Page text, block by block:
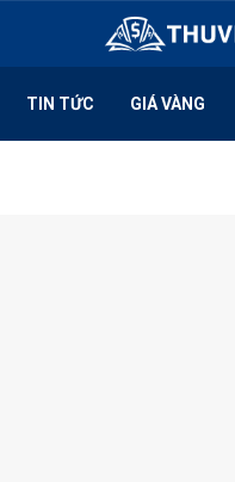
TIN TỨC GIÁ VÀNG